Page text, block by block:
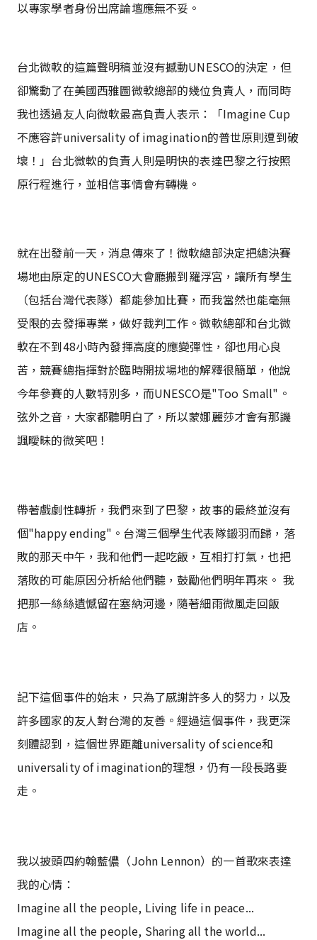
以專家學者身份出席論壇應無不妥。
台北微軟的這篇聲明稿並沒有撼動UNESCO的決定，但
卻驚動了在美國西雅圖微軟總部的幾位負責人，而同時
我也透過友人向微軟最高負責人表示：「Imagine Cup
不應容許universality of imagination的普世原則遭到破
壞！」台北微軟的負責人則是明快的表達巴黎之行按照
原行程進行，並相信事情會有轉機。
就在出發前一天，消息傳來了！微軟總部決定把總決賽
場地由原定的UNESCO大會廳搬到羅浮宮，讓所有學生
（包括台灣代表隊）都能參加比賽，而我當然也能毫無
受限的去發揮專業，做好裁判工作。微軟總部和台北微
軟在不到48小時內發揮高度的應變彈性，卻也用心良
苦，競賽總指揮對於臨時開拔場地的解釋很簡單，他說
今年參賽的人數特別多，而UNESCO是"Too Small"。
弦外之音，大家都聽明白了，所以蒙娜麗莎才會有那譏
諷曖昧的微笑吧！
帶著戲劇性轉折，我們來到了巴黎，故事的最終並沒有
個"happy ending"。台灣三個學生代表隊鎩羽而歸，落
敗的那天中午，我和他們一起吃飯，互相打打氣，也把
落敗的可能原因分析給他們聽，鼓勵他們明年再來。 我
把那一絲絲遺憾留在塞納河邊，隨著細雨微風走回飯
店。
記下這個事件的始末，只為了感謝許多人的努力，以及
許多國家的友人對台灣的友善。經過這個事件，我更深
刻體認到，這個世界距離universality of science和
universality of imagination的理想，仍有一段長路要
走。
我以披頭四約翰藍儂（John Lennon）的一首歌來表達
我的心情：
Imagine all the people, Living life in peace...
Imagine all the people, Sharing all the world...